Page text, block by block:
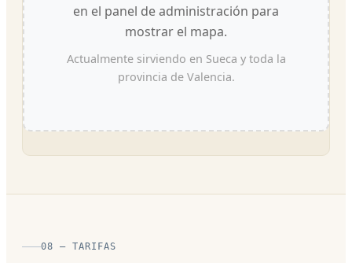
en el panel de administración para
mostrar el mapa.
Actualmente sirviendo en Sueca y toda la
provincia de Valencia.
08 — TARIFAS